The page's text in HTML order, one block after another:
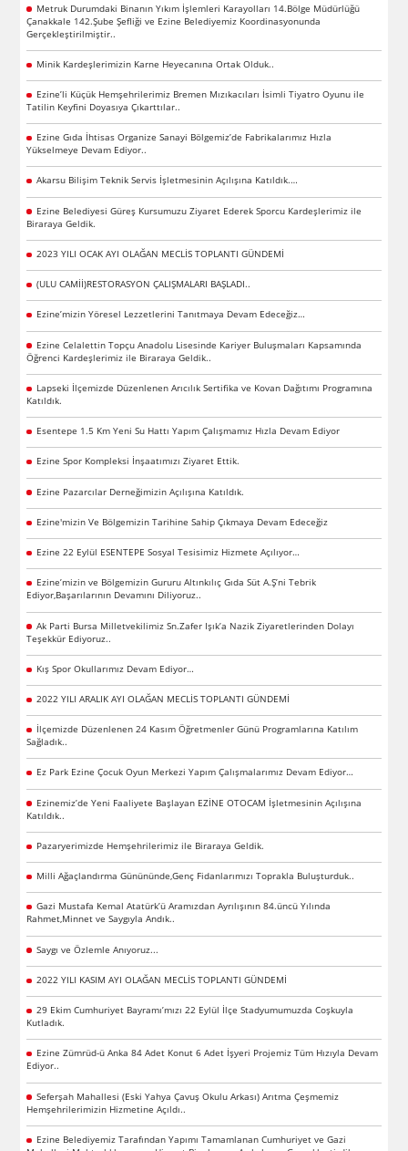
Metruk Durumdaki Binanın Yıkım İşlemleri Karayolları 14.Bölge Müdürlüğü
Çanakkale 142.Şube Şefliği ve Ezine Belediyemiz Koordinasyonunda
Gerçekleştirilmiştir..
Minik Kardeşlerimizin Karne Heyecanına Ortak Olduk..
Ezine’li Küçük Hemşehrilerimiz Bremen Mızıkacıları İsimli Tiyatro Oyunu ile
Tatilin Keyfini Doyasıya Çıkarttılar..
Ezine Gıda İhtisas Organize Sanayi Bölgemiz’de Fabrikalarımız Hızla
Yükselmeye Devam Ediyor..
Akarsu Bilişim Teknik Servis İşletmesinin Açılışına Katıldık.…
Ezine Belediyesi Güreş Kursumuzu Ziyaret Ederek Sporcu Kardeşlerimiz ile
Biraraya Geldik.
2023 YILI OCAK AYI OLAĞAN MECLİS TOPLANTI GÜNDEMİ
(ULU CAMİİ)RESTORASYON ÇALIŞMALARI BAŞLADI..
Ezine’mizin Yöresel Lezzetlerini Tanıtmaya Devam Edeceğiz…
Ezine Celalettin Topçu Anadolu Lisesinde Kariyer Buluşmaları Kapsamında
Öğrenci Kardeşlerimiz ile Biraraya Geldik..
Lapseki İlçemizde Düzenlenen Arıcılık Sertifika ve Kovan Dağıtımı Programına
Katıldık.
Esentepe 1.5 Km Yeni Su Hattı Yapım Çalışmamız Hızla Devam Ediyor
Ezine Spor Kompleksi İnşaatımızı Ziyaret Ettik.
Ezine Pazarcılar Derneğimizin Açılışına Katıldık.
Ezine'mizin Ve Bölgemizin Tarihine Sahip Çıkmaya Devam Edeceğiz
Ezine 22 Eylül ESENTEPE Sosyal Tesisimiz Hizmete Açılıyor…
Ezine’mizin ve Bölgemizin Gururu Altınkılıç Gıda Süt A.Ş’ni Tebrik
Ediyor,Başarılarının Devamını Diliyoruz..
Ak Parti Bursa Milletvekilimiz Sn.Zafer Işık’a Nazik Ziyaretlerinden Dolayı
Teşekkür Ediyoruz..
Kış Spor Okullarımız Devam Ediyor…
2022 YILI ARALIK AYI OLAĞAN MECLİS TOPLANTI GÜNDEMİ
İlçemizde Düzenlenen 24 Kasım Öğretmenler Günü Programlarına Katılım
Sağladık..
Ez Park Ezine Çocuk Oyun Merkezi Yapım Çalışmalarımız Devam Ediyor…
Ezinemiz’de Yeni Faaliyete Başlayan EZİNE OTOCAM İşletmesinin Açılışına
Katıldık..
Pazaryerimizde Hemşehrilerimiz ile Biraraya Geldik.
Milli Ağaçlandırma Günününde,Genç Fidanlarımızı Toprakla Buluşturduk..
Gazi Mustafa Kemal Atatürk’ü Aramızdan Ayrılışının 84.üncü Yılında
Rahmet,Minnet ve Saygıyla Andık..
Saygı ve Özlemle Anıyoruz...
2022 YILI KASIM AYI OLAĞAN MECLİS TOPLANTI GÜNDEMİ
29 Ekim Cumhuriyet Bayramı’mızı 22 Eylül İlçe Stadyumumuzda Coşkuyla
Kutladık.
Ezine Zümrüd-ü Anka 84 Adet Konut 6 Adet İşyeri Projemiz Tüm Hızıyla Devam
Ediyor..
Seferşah Mahallesi (Eski Yahya Çavuş Okulu Arkası) Arıtma Çeşmemiz
Hemşehrilerimizin Hizmetine Açıldı..
Ezine Belediyemiz Tarafından Yapımı Tamamlanan Cumhuriyet ve Gazi